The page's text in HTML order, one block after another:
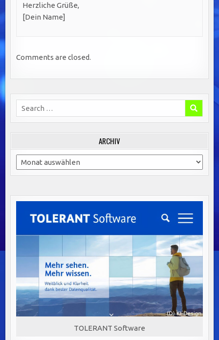
Herzliche Grüße,
[Dein Name]
Comments are closed.
Search
for:
ARCHIV
Archiv
TOLERANT Software